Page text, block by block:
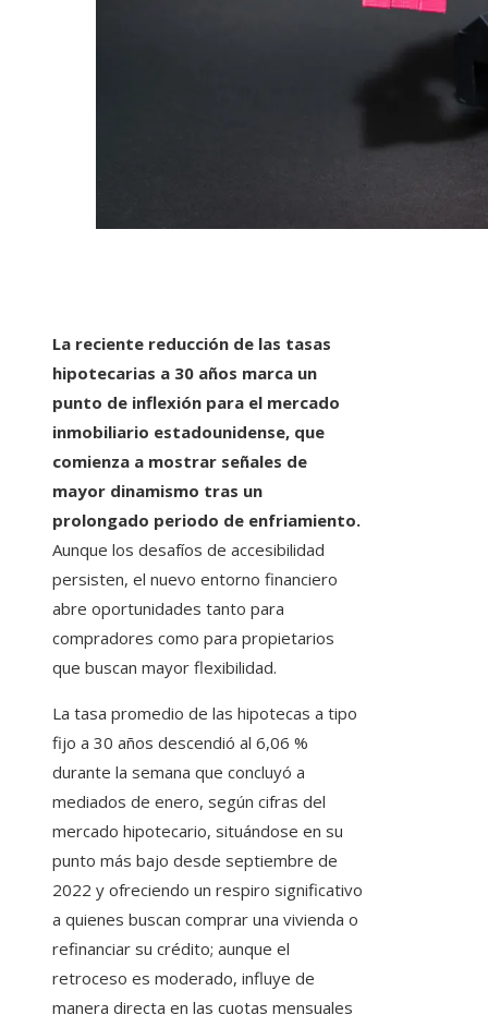
La reciente reducción de las tasas
hipotecarias a 30 años marca un
punto de inflexión para el mercado
inmobiliario estadounidense, que
comienza a mostrar señales de
mayor dinamismo tras un
prolongado periodo de enfriamiento.
Aunque los desafíos de accesibilidad
persisten, el nuevo entorno financiero
abre oportunidades tanto para
compradores como para propietarios
que buscan mayor flexibilidad.
La tasa promedio de las hipotecas a tipo
fijo a 30 años descendió al 6,06 %
durante la semana que concluyó a
mediados de enero, según cifras del
mercado hipotecario, situándose en su
punto más bajo desde septiembre de
2022 y ofreciendo un respiro significativo
a quienes buscan comprar una vivienda o
refinanciar su crédito; aunque el
retroceso es moderado, influye de
manera directa en las cuotas mensuales